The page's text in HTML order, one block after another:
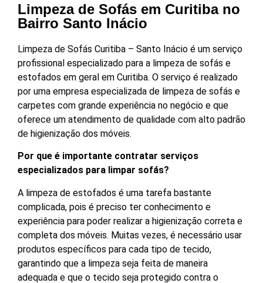
Limpeza de Sofás em Curitiba no
Bairro Santo Inácio
Limpeza de Sofás Curitiba – Santo Inácio é um serviço
profissional especializado para a limpeza de sofás e
estofados em geral em Curitiba. O serviço é realizado
por uma empresa especializada de limpeza de sofás e
carpetes com grande experiência no negócio e que
oferece um atendimento de qualidade com alto padrão
de higienização dos móveis.
Por que é importante contratar serviços
especializados para limpar sofás?
A limpeza de estofados é uma tarefa bastante
complicada, pois é preciso ter conhecimento e
experiência para poder realizar a higienização correta e
completa dos móveis. Muitas vezes, é necessário usar
produtos específicos para cada tipo de tecido,
garantindo que a limpeza seja feita de maneira
adequada e que o tecido seja protegido contra o